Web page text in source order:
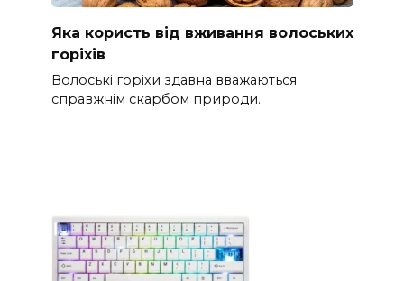
Яка користь від вживання волоських
горіхів
Волоські горіхи здавна вважаються
справжнім скарбом природи.